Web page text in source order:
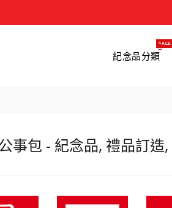
紀念品分類
SALE
事包 - 紀念品, 禮品訂造